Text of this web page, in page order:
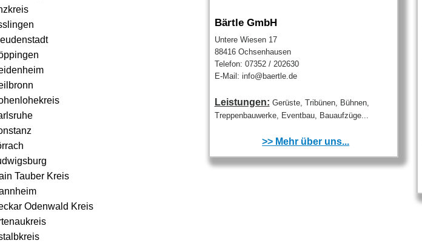
Tauber Kreis
Odenwald Kreis
Bärtle GmbH
Untere Wiesen 17
88416 Ochsenhausen
Telefon: 07352 / 202630
E-Mail: info@baertle.de
Leistungen: Gerüste, Tribünen, Bühnen,
Treppenbauwerke, Eventbau, Bauaufzüge...
>> Mehr über uns...